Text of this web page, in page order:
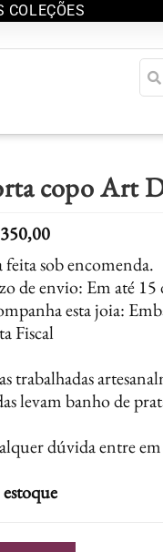
COLEÇÕES
copo Art
feita sob encomenda.
de envio: Em até 15
esta joia:
Fiscal
trabalhadas
levam banho de
dúvida entre